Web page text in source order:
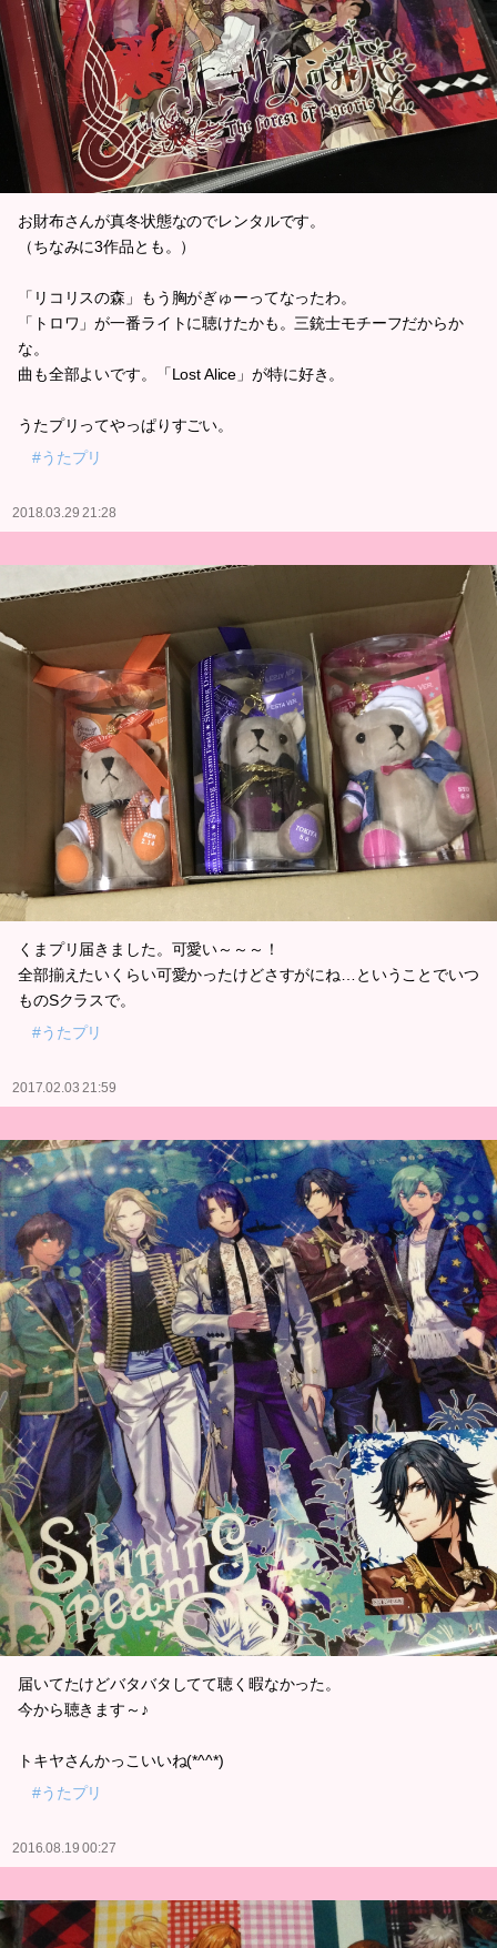
お財布さんが真冬状態なのでレンタルです。
（ちなみに3作品とも。）
「リコリスの森」もう胸がぎゅーってなったわ。
「トロワ」が一番ライトに聴けたかも。三銃士モチーフだからか
な。
曲も全部よいです。「Lost Alice」が特に好き。
うたプリってやっぱりすごい。
#うたプリ
2018.03.29 21:28
くまプリ届きました。可愛い～～～！
全部揃えたいくらい可愛かったけどさすがにね…ということでいつ
ものSクラスで。
#うたプリ
2017.02.03 21:59
届いてたけどバタバタしてて聴く暇なかった。
今から聴きます～♪
トキヤさんかっこいいね(*^^*)
#うたプリ
2016.08.19 00:27